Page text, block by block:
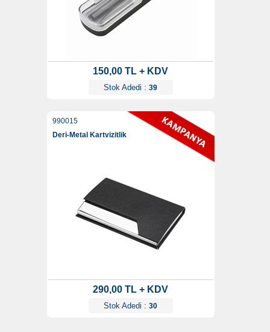
150,00 TL + KDV
Stok Adedi : 39
990015
Deri-Metal Kartvizitlik
290,00 TL + KDV
Stok Adedi : 30